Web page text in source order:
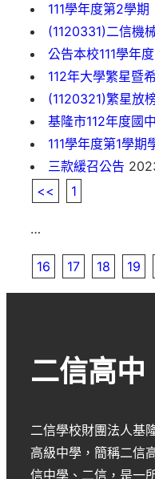
111學年度第2學
(1120331)二信機
公告本校111學年
112年大學繁星暨
(1120321)繁星放
基隆市112年度國
111學年度第1學
三款緩召公告
<<
1
…
16 17 18 19
二信高中
二信學校財團法人基
高級中學 ，簡稱二信
信中學 、 二信 ，是一